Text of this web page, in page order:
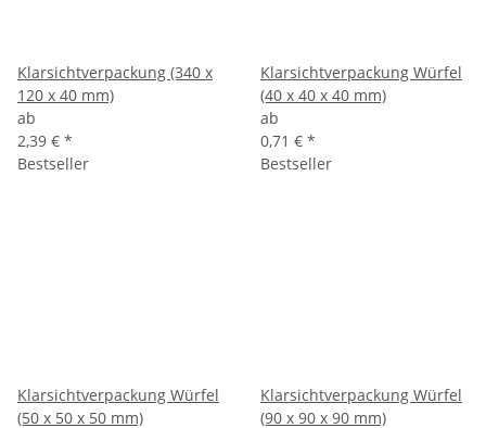
Klarsichtverpackung (340 x
120 x 40 mm)
ab
2,39 € *
Klarsichtverpackung Würfel
(40 x 40 x 40 mm)
ab
0,71 € *
Bestseller
Klarsichtverpackung Würfel
(50 x 50 x 50 mm)
Bestseller
Klarsichtverpackung Würfel
(90 x 90 x 90 mm)